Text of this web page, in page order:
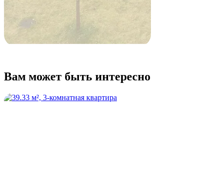
Вам может быть интересно